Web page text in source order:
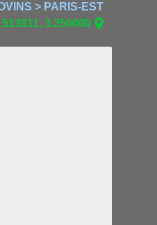
> PARIS-EST
3.250000